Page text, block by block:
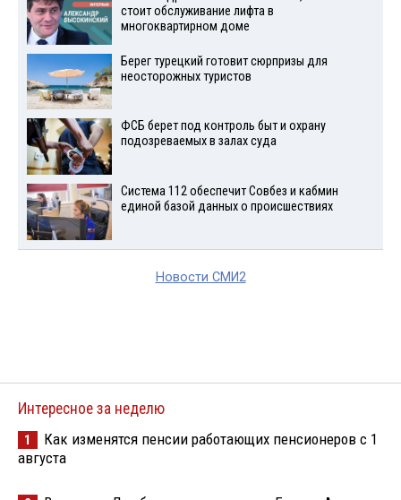
стоит обслуживание лифта в
многоквартирном доме
Берег турецкий готовит сюрпризы для
неосторожных туристов
ФСБ берет под контроль быт и охрану
подозреваемых в залах суда
Система 112 обеспечит Совбез и кабмин
единой базой данных о происшествиях
Новости СМИ2
Интересное за неделю
1
Как изменятся пенсии работающих пенсионеров с 1
августа